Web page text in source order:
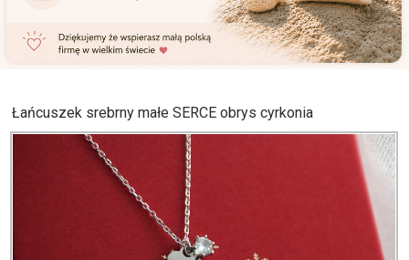
Łańcuszek srebrny małe SERCE obrys cyrkonia